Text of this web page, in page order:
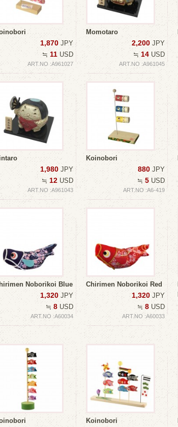
1,870 JPY
≒ 11 USD
ART.NO :A961027
Momotaro
2,200 JPY
≒ 14 USD
ART.NO :A961045
1,980 JPY
≒ 12 USD
ART.NO :A961043
Koinobori
880 JPY
≒ 5 USD
ART.NO :A6-419
Noborikoi Blue
1,320 JPY
≒ 8 USD
ART.NO :A60034
Chirimen Noborikoi Red
1,320 JPY
≒ 8 USD
ART.NO :A60033
Koinobori